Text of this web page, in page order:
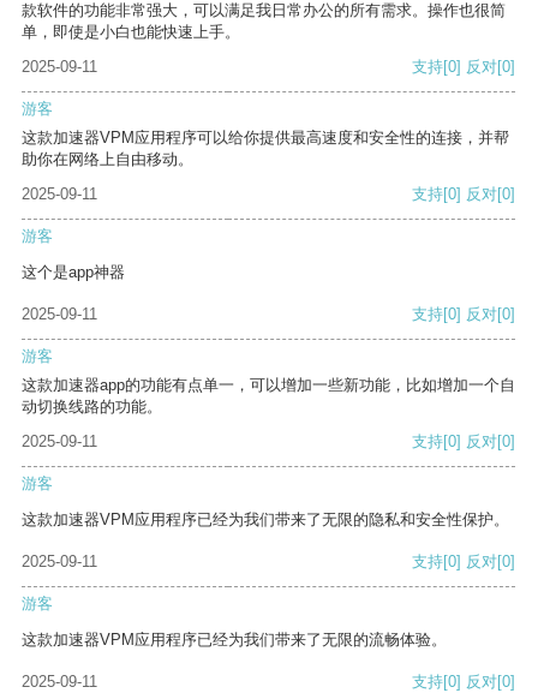
款软件的功能非常强大，可以满足我日常办公的所有需求。操作也很简
单，即使是小白也能快速上手。
2025-09-11
支持[0] 反对[0]
游客
这款加速器VPM应用程序可以给你提供最高速度和安全性的连接，并帮
助你在网络上自由移动。
2025-09-11
支持[0] 反对[0]
游客
这个是app神器
2025-09-11 支持[0] 反对[0]
游客
这款加速器app的功能有点单一，可以增加一些新功能，比如增加一个自
动切换线路的功能。
2025-09-11
支持[0] 反对[0]
游客
这款加速器VPM应用程序已经为我们带来了无限的隐私和安全性保护。
2025-09-11 支持[0] 反对[0]
游客
这款加速器VPM应用程序已经为我们带来了无限的流畅体验。
2025-09-11 支持[0] 反对[0]